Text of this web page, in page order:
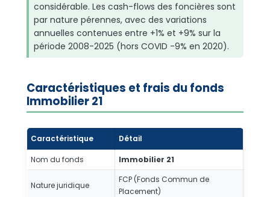
considérable. Les cash-flows des foncières sont
par nature pérennes, avec des variations
annuelles contenues entre +1% et +9% sur la
période 2008-2025 (hors COVID -9% en 2020).
Caractéristiques et frais du fonds
Immobilier 21
Caractéristique Détail
Nom du fonds Immobilier 21
Nature juridique
FCP (Fonds Commun de
Placement)